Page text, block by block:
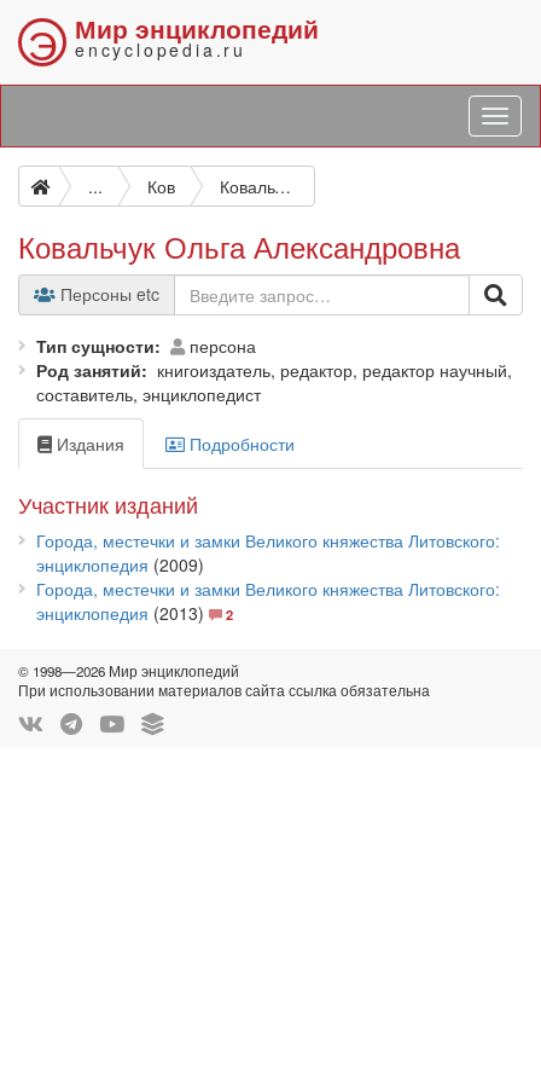
Э Мир энциклопедий
encyclopedia.ru
... Ков Ковальчук Ольга Александровна
Ковальчук Ольга Александровна
Персоны etc
Тип сущности
персона
Род занятий
книгоиздатель, редактор, редактор научный,
составитель, энциклопедист
Издания Подробности
Участник изданий
Города, местечки и замки Великого княжества Литовского:
энциклопедия (2009)
Города, местечки и замки Великого княжества Литовского:
энциклопедия (2013) 2
© 1998—2026 Мир энциклопедий
При использовании материалов сайта ссылка обязательна